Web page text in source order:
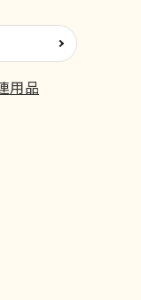
用品